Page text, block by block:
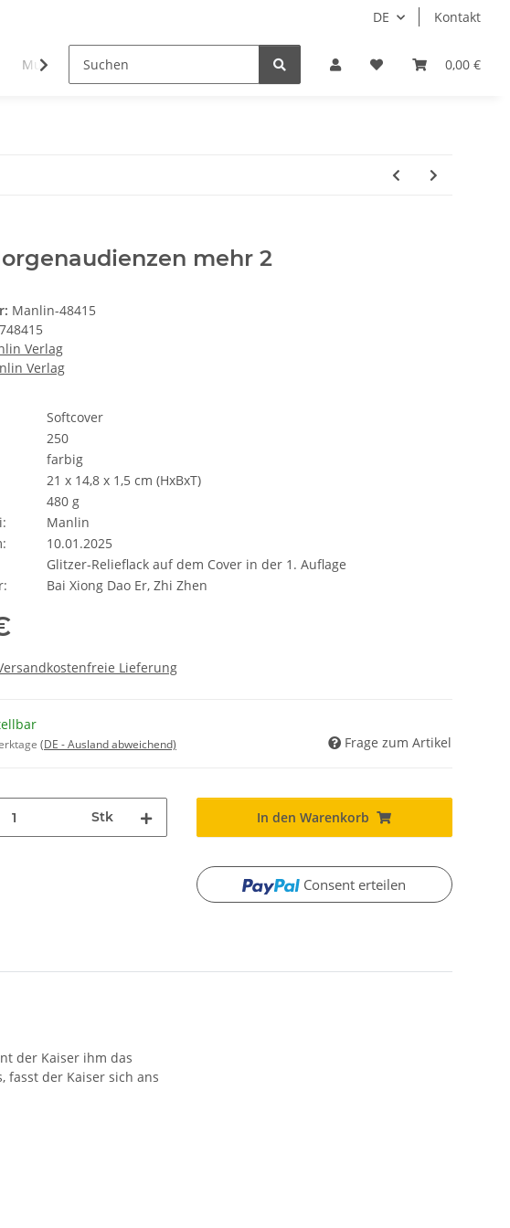
DE Kontakt
0,00 €
Musik-CD Idols/Cosplay 18+ Schnäppchen
mehr 2
Manlin-48415
Verlag
Verlag
Softcover
250
farbig
21 x 14,8 x 1,5 cm (HxBxT)
480 g
Manlin
10.01.2025
Glitzer-Relieflack auf dem Cover in der 1. Auflage
Bai Xiong Dao Er, Zhi Zhen
Lieferung
(DE - Ausland abweichend) Frage zum Artikel
Stk In den Warenkorb
Consent erteilen
der Kaiser ihm das
fasst der Kaiser sich ans